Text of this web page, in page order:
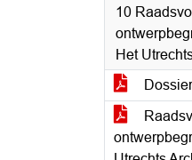
10
Het